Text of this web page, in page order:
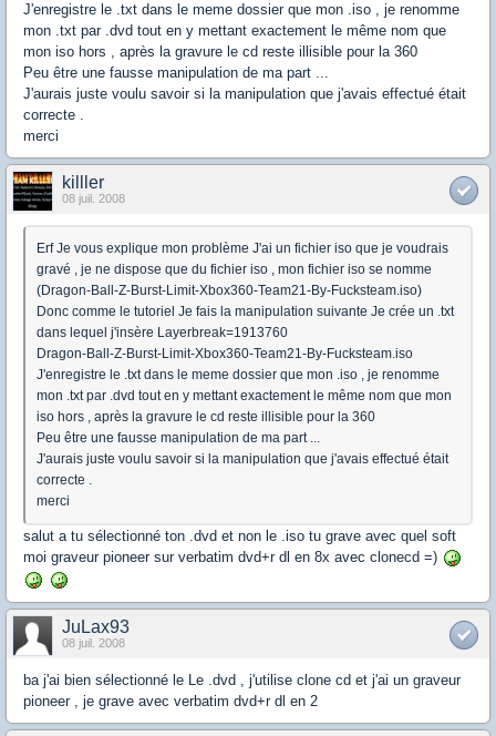
J'enregistre le .txt dans le meme dossier que mon .iso , je renomme
mon .txt par .dvd tout en y mettant exactement le même nom que
mon iso hors , après la gravure le cd reste illisible pour la 360
Peu être une fausse manipulation de ma part ...
J'aurais juste voulu savoir si la manipulation que j'avais effectué était
correcte .
merci
killler
08 juil. 2008
Erf Je vous explique mon problème J'ai un fichier iso que je voudrais
gravé , je ne dispose que du fichier iso , mon fichier iso se nomme
(Dragon-Ball-Z-Burst-Limit-Xbox360-Team21-By-Fucksteam.iso)
Donc comme le tutoriel Je fais la manipulation suivante Je crée un .txt
dans lequel j'insère Layerbreak=1913760
Dragon-Ball-Z-Burst-Limit-Xbox360-Team21-By-Fucksteam.iso
J'enregistre le .txt dans le meme dossier que mon .iso , je renomme
mon .txt par .dvd tout en y mettant exactement le même nom que mon
iso hors , après la gravure le cd reste illisible pour la 360
Peu être une fausse manipulation de ma part ...
J'aurais juste voulu savoir si la manipulation que j'avais effectué était
correcte .
merci
salut a tu sélectionné ton .dvd et non le .iso tu grave avec quel soft
moi graveur pioneer sur verbatim dvd+r dl en 8x avec clonecd =)
JuLax93
08 juil. 2008
ba j'ai bien sélectionné le Le .dvd , j'utilise clone cd et j'ai un graveur
pioneer , je grave avec verbatim dvd+r dl en 2